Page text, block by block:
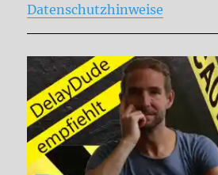
Datenschutzhinweise